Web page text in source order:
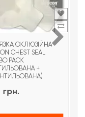
ОКЛЮЗІЙНА
CHEST SEAL
PACK
+